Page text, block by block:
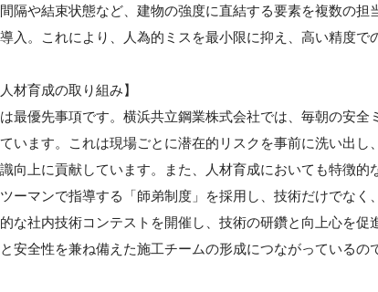
隔や結束状態など、建物の強度に直結する要素を複数の担
入。これにより、人為的ミスを最小限に抑え、高い精度で
材育成の取り組み】
最優先事項です。横浜共立鋼業株式会社では、毎朝の安全
います。これは現場ごとに潜在的リスクを事前に洗い出し
向上に貢献しています。また、人材育成においても特徴的
ーマンで指導する「師弟制度」を採用し、技術だけでなく
な社内技術コンテストを開催し、技術の研鑽と向上心を促
安全性を兼ね備えた施工チームの形成につながっているの